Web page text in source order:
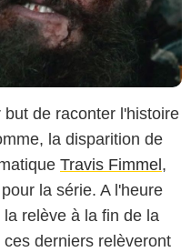
de raconter l'histoire
la disparition de
Travis Fimmel ,
la série. A l'heure
relève à la fin de la
derniers relèveront